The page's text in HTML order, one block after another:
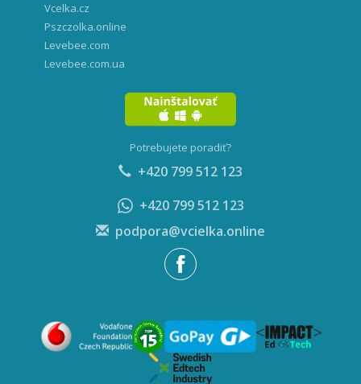
Vcelka.cz
Pszczolka.online
Levebee.com
Levebee.com.ua
Potrebujete poradiť?
+420 799 512 123
+420 799 512 123
podpora@vcielka.online